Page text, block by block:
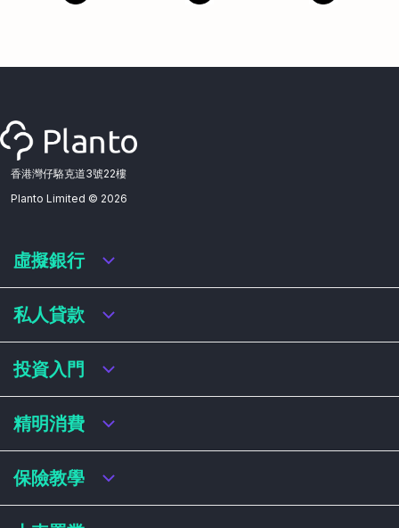
香港灣仔駱克道3號22樓
Planto Limited © 2026
虛擬銀行
虛擬銀行迎新優惠
虛擬銀行存款利率比較
虛擬銀行銀扣賬卡 / 信用卡
虛擬銀行貸款
私人貸款
私人貸款年利率比較
網上即批貸款
結餘轉戶
稅務貸款
財務公司貸款
投資入門
港股戶口收費及迎新優惠
基金平台比較
買加密貨幣教學
精明消費
網購信用卡
飛行里數信用卡
保險教學
買保險基本概念